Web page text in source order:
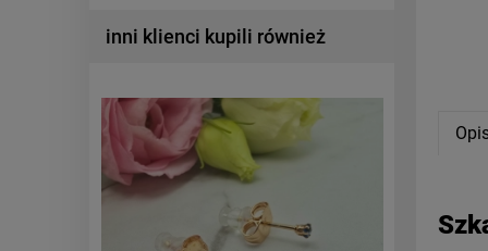
inni klienci kupili również